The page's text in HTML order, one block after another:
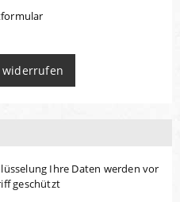
widerrufen
Ihre Daten werden vor
geschützt